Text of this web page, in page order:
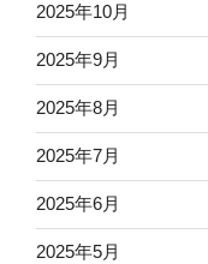
2025年10月
2025年9月
2025年8月
2025年7月
2025年6月
2025年5月